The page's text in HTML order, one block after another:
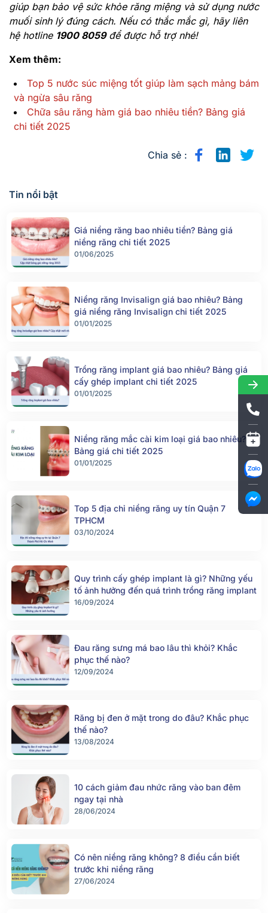
giúp bạn bảo vệ sức khỏe răng miệng và sử dụng nước
muối sinh lý đúng cách. Nếu có thắc mắc gì, hãy liên
hệ hotline 1900 8059để được hỗ trợ nhé!
Xem thêm:
Top 5 nước súc miệng tốt giúp làm sạch mảng bám
và ngừa sâu răng
Chữa sâu răng hàm giá bao nhiêu tiền? Bảng giá
chi tiết 2025
Chia sẻ :
Tin nổi bật
Giá niềng răng bao nhiêu tiền? Bảng giá
niềng răng chi tiết 2025
01/06/2025
Niềng răng Invisalign giá bao nhiêu? Bảng
giá niềng răng Invisalign chi tiết 2025
01/01/2025
Trồng răng implant giá bao nhiêu? Bảng giá
cấy ghép implant chi tiết 2025
01/01/2025
Niềng răng mắc cài kim loại giá bao nhiêu?
Bảng giá chi tiết 2025
01/01/2025
Top 5 địa chỉ niềng răng uy tín Quận 7
TPHCM
03/10/2024
Quy trình cấy ghép implant là gì? Những yếu
tố ảnh hưởng đến quá trình trồng răng implant
16/09/2024
Đau răng sưng má bao lâu thì khỏi? Khắc
phục thế nào?
12/09/2024
Răng bị đen ở mặt trong do đâu? Khắc phục
thế nào?
13/08/2024
10 cách giảm đau nhức răng vào ban đêm
ngay tại nhà
28/06/2024
Có nên niềng răng không? 8 điều cần biết
trước khi niềng răng
27/06/2024